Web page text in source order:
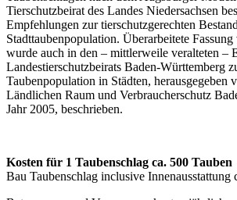
Tierschutzbeirat des Landes Niedersachsen
Empfehlungen zur tierschutzgerechten
Stadttaubenpopulation. Überarbeitete
wurde auch in den – mittlerweile veralteten –
Landestierschutzbeirats Baden-Württemberg
Taubenpopulation in Städten, herausgegeben
Ländlichen Raum und Verbraucherschutz
Jahr 2005, beschrieben.
Kosten für 1 Taubenschlag ca. 500 Tauben
Bau Taubenschlag inclusive Innenausstattung